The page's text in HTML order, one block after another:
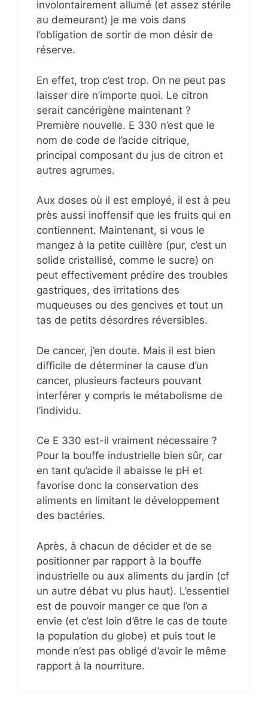
involontairement allumé (et assez stérile
au demeurant) je me vois dans
l’obligation de sortir de mon désir de
réserve.
En effet, trop c’est trop. On ne peut pas
laisser dire n’importe quoi. Le citron
serait cancérigène maintenant ?
Première nouvelle. E 330 n’est que le
nom de code de l’acide citrique,
principal composant du jus de citron et
autres agrumes.
Aux doses où il est employé, il est à peu
près aussi inoffensif que les fruits qui en
contiennent. Maintenant, si vous le
mangez à la petite cuillère (pur, c’est un
solide cristallisé, comme le sucre) on
peut effectivement prédire des troubles
gastriques, des irritations des
muqueuses ou des gencives et tout un
tas de petits désordres réversibles.
De cancer, j’en doute. Mais il est bien
difficile de déterminer la cause d’un
cancer, plusieurs facteurs pouvant
interférer y compris le métabolisme de
l’individu.
Ce E 330 est-il vraiment nécessaire ?
Pour la bouffe industrielle bien sûr, car
en tant qu’acide il abaisse le pH et
favorise donc la conservation des
aliments en limitant le développement
des bactéries.
Après, à chacun de décider et de se
positionner par rapport à la bouffe
industrielle ou aux aliments du jardin (cf
un autre débat vu plus haut). L’essentiel
est de pouvoir manger ce que l’on a
envie (et c’est loin d’être le cas de toute
la population du globe) et puis tout le
monde n’est pas obligé d’avoir le même
rapport à la nourriture.